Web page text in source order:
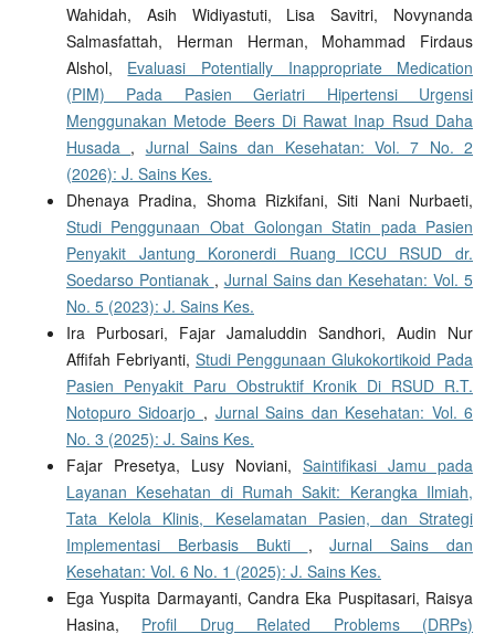
Wahidah, Asih Widiyastuti, Lisa Savitri, Novynanda
Salmasfattah, Herman Herman, Mohammad Firdaus
Alshol, Evaluasi Potentially Inappropriate Medication
(PIM) Pada Pasien Geriatri Hipertensi Urgensi
Menggunakan Metode Beers Di Rawat Inap Rsud Daha
Husada , Jurnal Sains dan Kesehatan: Vol. 7 No. 2
(2026): J. Sains Kes.
Dhenaya Pradina, Shoma Rizkifani, Siti Nani Nurbaeti,
Studi Penggunaan Obat Golongan Statin pada Pasien
Penyakit Jantung Koronerdi Ruang ICCU RSUD dr.
Soedarso Pontianak , Jurnal Sains dan Kesehatan: Vol. 5
No. 5 (2023): J. Sains Kes.
Ira Purbosari, Fajar Jamaluddin Sandhori, Audin Nur
Affifah Febriyanti, Studi Penggunaan Glukokortikoid Pada
Pasien Penyakit Paru Obstruktif Kronik Di RSUD R.T.
Notopuro Sidoarjo , Jurnal Sains dan Kesehatan: Vol. 6
No. 3 (2025): J. Sains Kes.
Fajar Presetya, Lusy Noviani,Saintifikasi Jamu pada
Layanan Kesehatan di Rumah Sakit: Kerangka Ilmiah,
Tata Kelola Klinis, Keselamatan Pasien, dan Strategi
Implementasi Berbasis Bukti ,Jurnal Sains dan
Kesehatan: Vol. 6 No. 1 (2025): J. Sains Kes.
Ega Yuspita Darmayanti, Candra Eka Puspitasari, Raisya
Hasina, Profil Drug Related Problems (DRPs)